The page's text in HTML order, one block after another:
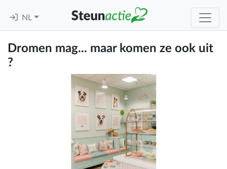
NL
Dromen mag... maar komen ze ook uit
?